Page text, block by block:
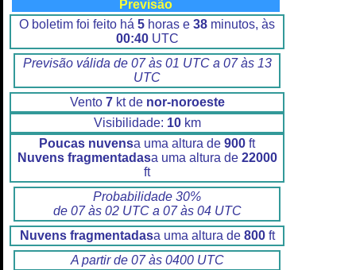
Previsão
O boletim foi feito há 5 horas e 38 minutos, às
00:40UTC
Previsão válida de 07 às 01 UTC a 07 às 13
UTC
Vento 7kt de nor-noroeste
Visibilidade: 10km
Poucas nuvensa uma altura de 900 ft
Nuvens fragmentadasa uma altura de 22000
ft
Probabilidade 30%
de 07 às 02 UTC a 07 às 04 UTC
Nuvens fragmentadasa uma altura de 800ft
A partir de 07 às 0400 UTC